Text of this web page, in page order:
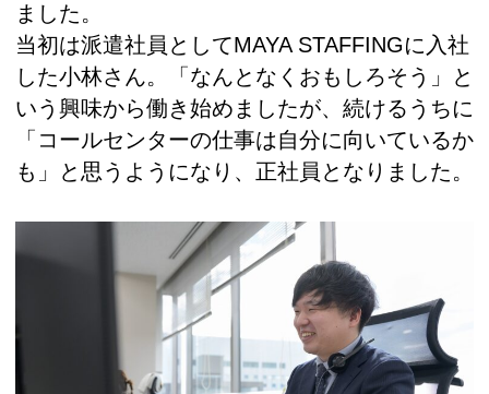
ました。
当初は派遣社員としてMAYA STAFFINGに入社
した小林さん。「なんとなくおもしろそう」と
いう興味から働き始めましたが、続けるうちに
「コールセンターの仕事は自分に向いているか
も」と思うようになり、正社員となりました。